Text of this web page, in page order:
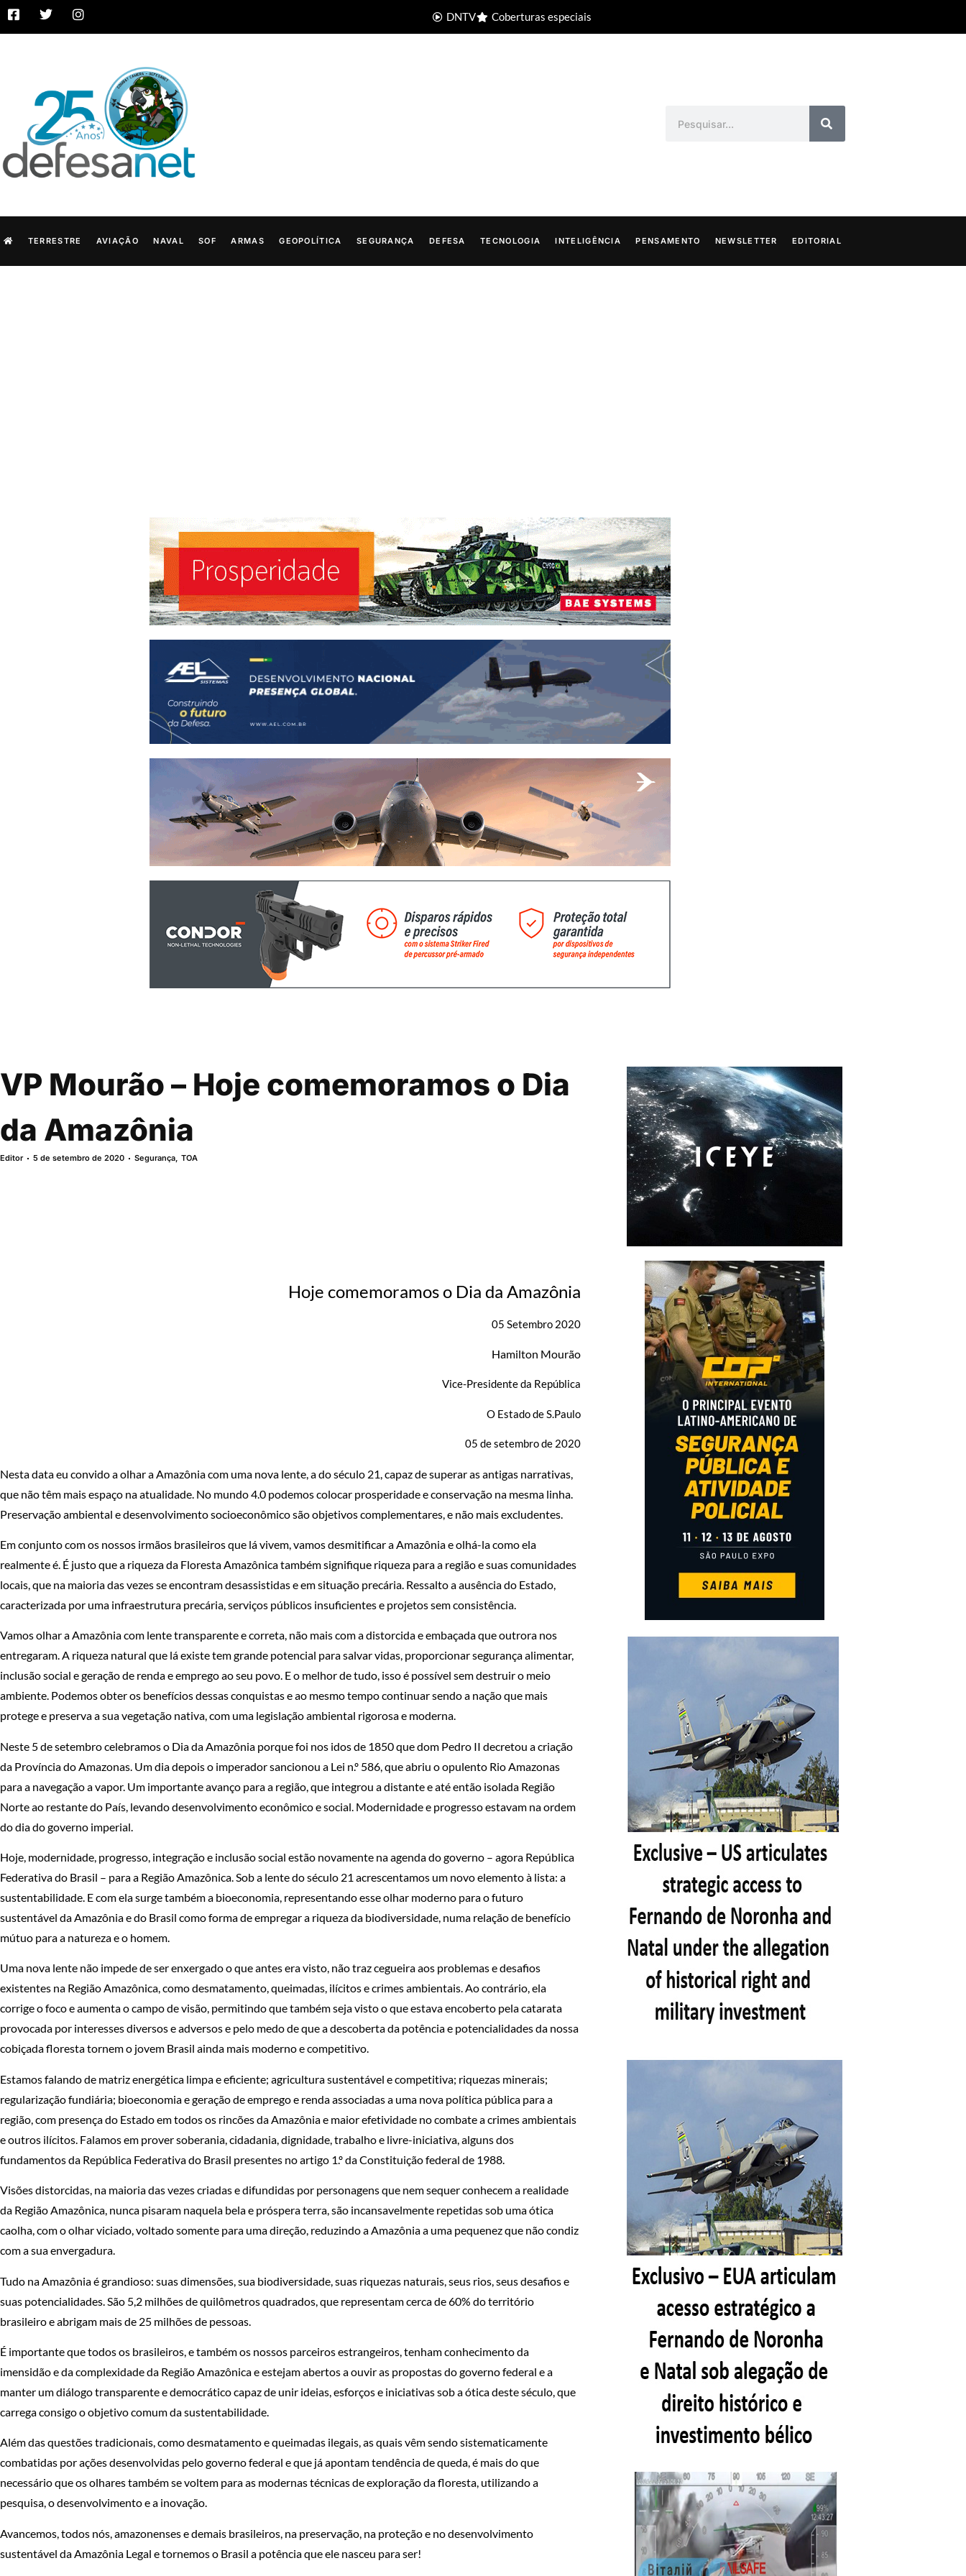
DNTV Coberturas especiais
TERRESTRE AVIAÇÃO NAVAL SOF ARMAS GEOPOLÍTICA SEGURANÇA DEFESA TECNOLOGIA INTELIGÊNCIA PENSAMENTO NEWSLETTER EDITORIAL
VP Mourão – Hoje comemoramos o Dia
da Amazônia
Editor 5 de setembro de 2020 Segurança,TOA
Hoje comemoramos o Dia da Amazônia
05 Setembro 2020
Hamilton Mourão
Vice-Presidente da República
O Estado de S.Paulo
05 de setembro de 2020
Nesta data eu convido a olhar a Amazônia com uma nova lente, a do século 21, capaz de superar as antigas narrativas,
que não têm mais espaço na atualidade. No mundo 4.0 podemos colocar prosperidade e conservação na mesma linha.
Preservação ambiental e desenvolvimento socioeconômico são objetivos complementares, e não mais excludentes.
Em conjunto com os nossos irmãos brasileiros que lá vivem, vamos desmitificar a Amazônia e olhá-la como ela
realmente é. É justo que a riqueza da Floresta Amazônica também signifique riqueza para a região e suas comunidades
locais, que na maioria das vezes se encontram desassistidas e em situação precária. Ressalto a ausência do Estado,
caracterizada por uma infraestrutura precária, serviços públicos insuficientes e projetos sem consistência.
Vamos olhar a Amazônia com lente transparente e correta, não mais com a distorcida e embaçada que outrora nos
entregaram. A riqueza natural que lá existe tem grande potencial para salvar vidas, proporcionar segurança alimentar,
inclusão social e geração de renda e emprego ao seu povo. E o melhor de tudo, isso é possível sem destruir o meio
ambiente. Podemos obter os benefícios dessas conquistas e ao mesmo tempo continuar sendo a nação que mais
protege e preserva a sua vegetação nativa, com uma legislação ambiental rigorosa e moderna.
Neste 5 de setembro celebramos o Dia da Amazônia porque foi nos idos de 1850 que dom Pedro II decretou a criação
da Província do Amazonas. Um dia depois o imperador sancionou a Lei n.º 586, que abriu o opulento Rio Amazonas
para a navegação a vapor. Um importante avanço para a região, que integrou a distante e até então isolada Região
Norte ao restante do País, levando desenvolvimento econômico e social. Modernidade e progresso estavam na ordem
do dia do governo imperial.
Hoje, modernidade, progresso, integração e inclusão social estão novamente na agenda do governo – agora República
Federativa do Brasil – para a Região Amazônica. Sob a lente do século 21 acrescentamos um novo elemento à lista: a
sustentabilidade. E com ela surge também a bioeconomia, representando esse olhar moderno para o futuro
sustentável da Amazônia e do Brasil como forma de empregar a riqueza da biodiversidade, numa relação de benefício
mútuo para a natureza e o homem.
Uma nova lente não impede de ser enxergado o que antes era visto, não traz cegueira aos problemas e desafios
existentes na Região Amazônica, como desmatamento, queimadas, ilícitos e crimes ambientais. Ao contrário, ela
corrige o foco e aumenta o campo de visão, permitindo que também seja visto o que estava encoberto pela catarata
provocada por interesses diversos e adversos e pelo medo de que a descoberta da potência e potencialidades da nossa
cobiçada floresta tornem o jovem Brasil ainda mais moderno e competitivo.
Estamos falando de matriz energética limpa e eficiente; agricultura sustentável e competitiva; riquezas minerais;
regularização fundiária; bioeconomia e geração de emprego e renda associadas a uma nova política pública para a
região, com presença do Estado em todos os rincões da Amazônia e maior efetividade no combate a crimes ambientais
e outros ilícitos. Falamos em prover soberania, cidadania, dignidade, trabalho e livre-iniciativa, alguns dos
fundamentos da República Federativa do Brasil presentes no artigo 1.º da Constituição federal de 1988.
Visões distorcidas, na maioria das vezes criadas e difundidas por personagens que nem sequer conhecem a realidade
da Região Amazônica, nunca pisaram naquela bela e próspera terra, são incansavelmente repetidas sob uma ótica
caolha, com o olhar viciado, voltado somente para uma direção, reduzindo a Amazônia a uma pequenez que não condiz
com a sua envergadura.
Tudo na Amazônia é grandioso: suas dimensões, sua biodiversidade, suas riquezas naturais, seus rios, seus desafios e
suas potencialidades. São 5,2 milhões de quilômetros quadrados, que representam cerca de 60% do território
brasileiro e abrigam mais de 25 milhões de pessoas.
É importante que todos os brasileiros, e também os nossos parceiros estrangeiros, tenham conhecimento da
imensidão e da complexidade da Região Amazônica e estejam abertos a ouvir as propostas do governo federal e a
manter um diálogo transparente e democrático capaz de unir ideias, esforços e iniciativas sob a ótica deste século, que
carrega consigo o objetivo comum da sustentabilidade.
Além das questões tradicionais, como desmatamento e queimadas ilegais, as quais vêm sendo sistematicamente
combatidas por ações desenvolvidas pelo governo federal e que já apontam tendência de queda, é mais do que
necessário que os olhares também se voltem para as modernas técnicas de exploração da floresta, utilizando a
pesquisa, o desenvolvimento e a inovação.
Avancemos, todos nós, amazonenses e demais brasileiros, na preservação, na proteção e no desenvolvimento
sustentável da Amazônia Legal e tornemos o Brasil a potência que ele nasceu para ser!